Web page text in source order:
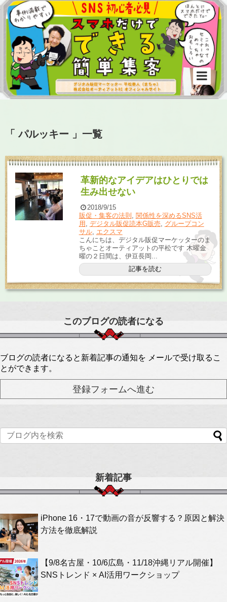
「 パルッキー 」一覧
革新的なアイデアはひとりでは
生み出せない
2018/9/15
販促・集客の法則 , 関係性を深めるSNS活
用 , デジタル販促読本G販売, グループコン
サル, エクスマ
こんにちは、デジタル販促マーケッターのま
ちゃことオーティアットの平松です 木曜金
曜の２日間は、伊豆長岡...
記事を読む
このブログの読者になる
ブログの読者になると新着記事の通知を メールで受け取るこ
とができます。
新着記事
iPhone 16・17で動画の音が反響する？原因と解決
方法を徹底解説
【9/8名古屋・10/6広島・11/18沖縄リアル開催】
SNSトレンド × AI活用ワークショップ